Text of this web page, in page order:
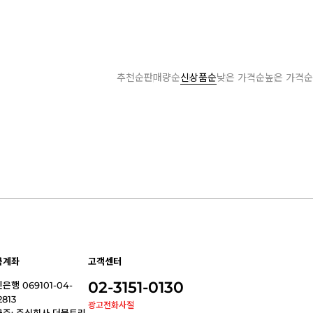
추천순판매량순신상품순낮은 가격순높은 가격순
계좌
은행 069101-04-
고객센터
02-3151-0130
광고전화사절